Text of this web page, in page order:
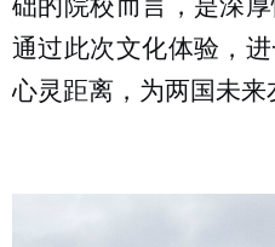
础的院校而言，是深
通过此次文化体验，
心灵距离，为两国未来